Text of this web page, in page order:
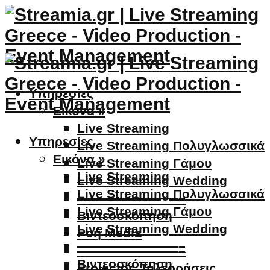
Υπηρεσίες
Εικόνα »
Live Streaming
Live Streaming Πολυγλωσσικά
Live Streaming Γάμου
Live Streaming Wedding
————————–
Βιντεοσκόπηση
Ροή Media
————————–
Υπηρεσίες
Εικόνα »
Live Streaming
Live Streaming Πολυγλωσσικά
Live Streaming Γάμου
Live Streaming Wedding
————————–
Βιντεοσκόπηση